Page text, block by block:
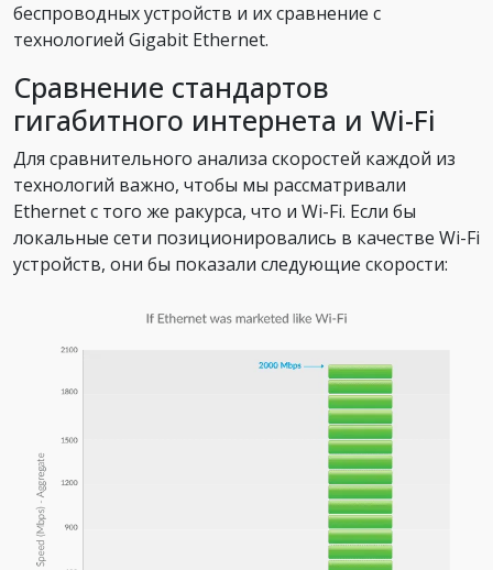
беспроводных устройств и их сравнение с
технологией Gigabit Ethernet.
Сравнение стандартов
гигабитного интернета и Wi-Fi
Для сравнительного анализа скоростей каждой из
технологий важно, чтобы мы рассматривали
Ethernet с того же ракурса, что и Wi-Fi. Если бы
локальные сети позиционировались в качестве Wi-Fi
устройств, они бы показали следующие скорости: